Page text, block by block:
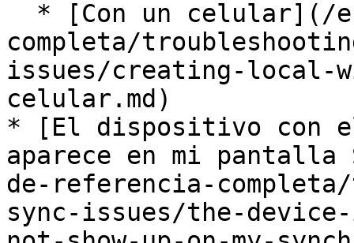
completa/
issues/creating-local-
celular.md)
* [El dispositivo con
aparece en mi
de-referencia-
sync-issues/the-